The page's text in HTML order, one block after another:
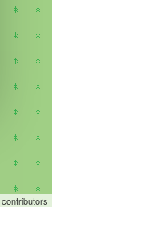
contributors